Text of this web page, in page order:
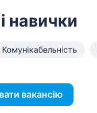
навички
Комунікабельність
вакансію